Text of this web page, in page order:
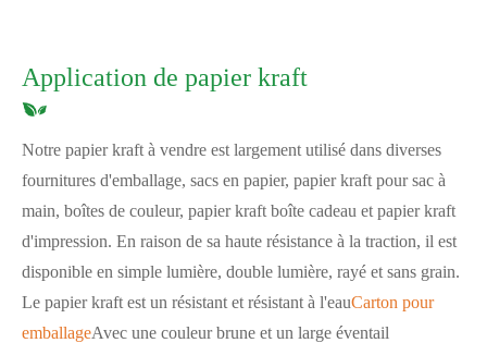
Application de papier kraft
Notre papier kraft à vendre est largement utilisé dans diverses
fournitures d'emballage, sacs en papier, papier kraft pour sac à
main, boîtes de couleur, papier kraft boîte cadeau et papier kraft
d'impression. En raison de sa haute résistance à la traction, il est
disponible en simple lumière, double lumière, rayé et sans grain.
Le papier kraft est un résistant et résistant à l'eauCarton pour
emballageAvec une couleur brune et un large éventail